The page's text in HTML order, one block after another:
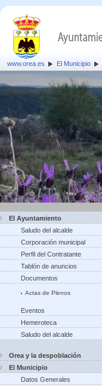
www.orea.es El Municipio
El Ayuntamiento
Saludo del alcalde
Corporación municipal
Perfil del Contratante
Tablón de anuncios
Documentos
Actas de Plenos
Eventos
Hemeroteca
Saludo del alcalde
Orea y la despoblación
El Municipio
Datos Generales